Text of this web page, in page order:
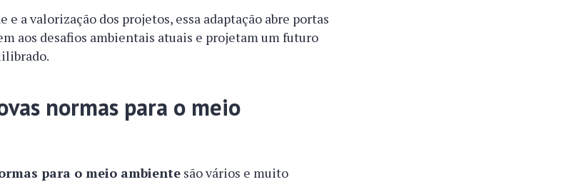
a valorização dos projetos, essa adaptação abre portas
aos desafios ambientais atuais e projetam um futuro
normas para o meio
para o meio ambiente são vários e muito